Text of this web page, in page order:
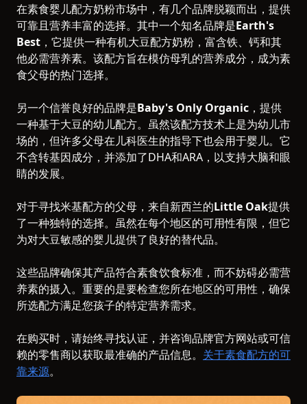
在素食婴儿配方奶粉市场中，有几个品牌脱颖而出，提供
可靠且营养丰富的选择。其中一个知名品牌是Earth's
Best ，它提供一种有机大豆配方奶粉，富含铁、钙和其
他必需营养素。该配方旨在模仿母乳的营养成分，成为素
食父母的热门选择。
另一个信誉良好的品牌是Baby's Only Organic ，提供
一种基于大豆的幼儿配方。虽然该配方技术上是为幼儿市
场的，但许多父母在儿科医生的指导下也会用于婴儿。它
不含转基因成分，并添加了DHA和ARA，以支持大脑和眼
睛的发展。
对于寻找米基配方的父母，来自新西兰的Little Oak提供
了一种独特的选择。虽然在每个地区的可用性有限，但它
为对大豆敏感的婴儿提供了良好的替代品。
这些品牌确保其产品符合素食饮食标准，而不妨碍必需营
养素的摄入。重要的是要检查您所在地区的可用性，确保
所选配方满足您孩子的特定营养需求。
在购买时，请始终寻找认证，并咨询品牌官方网站或可信
赖的零售商以获取最准确的产品信息。 关于素食配方的可
靠来源。